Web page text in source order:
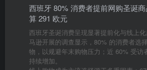
西班牙 80% 消费者提前网购圣诞
算 291 欧元
西班牙圣诞消费呈现显著提前化与线上
马逊开展的调查显示，80% 的消费者选
物，以规避年末购物压力；近 60% 受访
持续增加。